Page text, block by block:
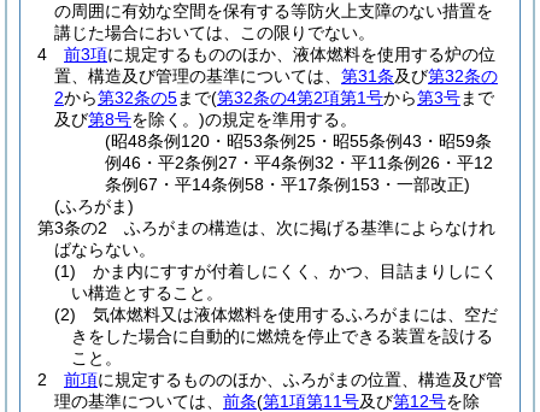
の周囲に有効な空間を保有する等防火上支障のない措置を
講じた場合においては、この限りでない。
4
前3項に規定するもののほか、液体燃料を使用する炉の位
置、構造及び管理の基準については、 第31条及び第32条の
2から第32条の5まで(第32条の4第2項第1号から第3号まで
及び第8号を除く。)の規定を準用する。
(昭48条例120・昭53条例25・昭55条例43・昭59条
例46・平2条例27・平4条例32・平11条例26・平12
条例67・平14条例58・平17条例153・一部改正)
(ふろがま)
第3条の2
ふろがまの構造は、次に掲げる基準によらなけれ
ばならない。
(1)
かま内にすすが付着しにくく、かつ、目詰まりしにく
い構造とすること。
(2)
気体燃料又は液体燃料を使用するふろがまには、空だ
きをした場合に自動的に燃焼を停止できる装置を設ける
こと。
2
前項に規定するもののほか、ふろがまの位置、構造及び管
理の基準については、 前条(第1項第11号及び第12号を除